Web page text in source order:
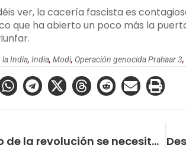
ver, la cacería fascista es
que ha abierto un poco más la
la India,India,Modi, Operación genocida Prahaar 3,
Para el triunfo de la revolución se necesita un equipo de revolucionarios profesionales